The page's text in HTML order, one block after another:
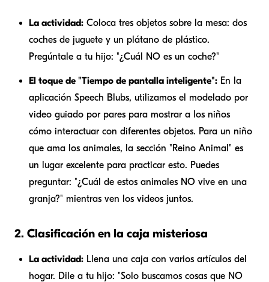
La actividad: Coloca tres objetos sobre la mesa: dos
coches de juguete y un plátano de plástico.
Pregúntale a tu hijo: "¿Cuál NO es un coche?"
El toque de "Tiempo de pantalla inteligente": En la
aplicación Speech Blubs, utilizamos el modelado por
video guiado por pares para mostrar a los niños
cómo interactuar con diferentes objetos. Para un niño
que ama los animales, la sección "Reino Animal" es
un lugar excelente para practicar esto. Puedes
preguntar: "¿Cuál de estos animales NO vive en una
granja?" mientras ven los videos juntos.
2. Clasificación en la caja misteriosa
La actividad: Llena una caja con varios artículos del
hogar. Dile a tu hijo: "Solo buscamos cosas que NO